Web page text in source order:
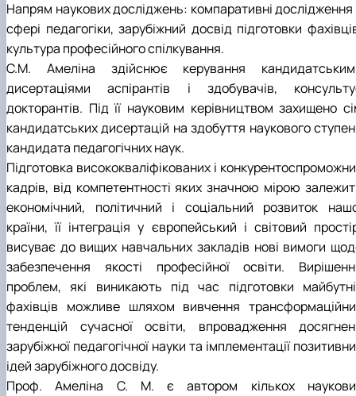
Напрям наукових досліджень: компаративні дослідження
сфері педагогіки, зарубіжний досвід підготовки
культура професійного спілкування.
С.М. Амеліна здійснює керування
дисертаціями аспірантів і здобувачів,
докторантів. Під її науковим керівництвом захищено
кандидатських дисертацій на здобуття наукового
кандидата педагогічних наук.
Підготовка висококваліфікованих і
кадрів, від компетентності яких значною мірою
економічний, політичний і соціальний розвиток
країни, її інтеграція у європейський і світовий
висуває до вищих навчальних закладів нові вимоги
забезпечення якості професійної освіти.
проблем, які виникають під час підготовки
фахівців можливе шляхом вивчення
тенденцій сучасної освіти, впровадження
зарубіжної педагогічної науки та імплементації
ідей зарубіжного досвіду.
Проф. Амеліна С. М. є автором кількох